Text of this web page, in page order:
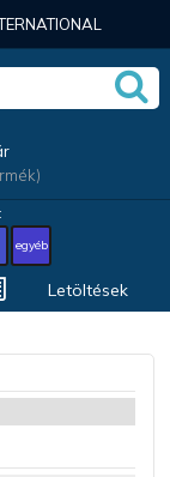
egyéb
Letöltések